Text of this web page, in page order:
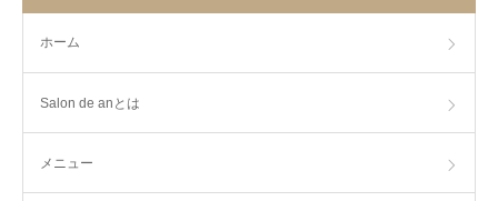
ホーム
Salon de anとは
メニュー